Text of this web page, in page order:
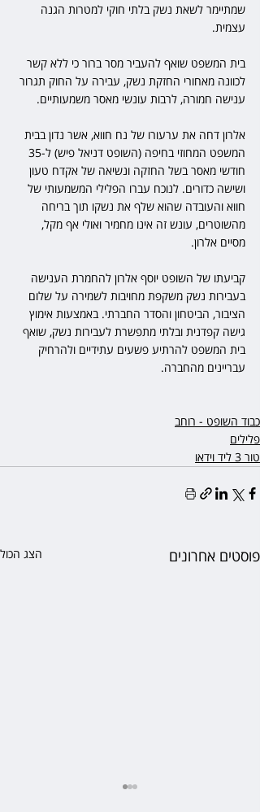
שמתיימר לשאת נשק בלתי חוקי למטרות הגנה
עצמית.
בית המשפט שואף להעביר מסר ברור כי ללא קשר
לכוונה מאחורי החזקת נשק, עבירה על החוק תגרור
ענישה חמורה, לרבות עונשי מאסר משמעותיים.
אלרון דחה את ערעורו של נח חווא, אשר נדון בבית
חודשי מאסר בשל החזקה ונשיאה של אקדח טעון
ושישה כדורים. לנוכח עברו הפלילי המשמעותי של
חווא והעובדה שהוא שלף את נשקו תוך בריחה
מהשוטרים, עונש זה אינו מחמיר ואולי אף מקל,
מסיים אלרון.
קביעתו של השופט יוסף אלרון להחמרת הענישה
בעבירות נשק משקפת מחויבות לשמירה על שלום
הציבור, הביטחון והסדר החברתי. באמצעות אימוץ
גישה קפדנית ובלתי מתפשרת לעבירות נשק, שואף
בית המשפט להרתיע פשעים עתידיים ולהרחיק
עבריינים מהחברה.
כבוד השופט - רוחב
פלילים
טור 3 ליד וידאו
פוסטים אחרונים הצג הכול